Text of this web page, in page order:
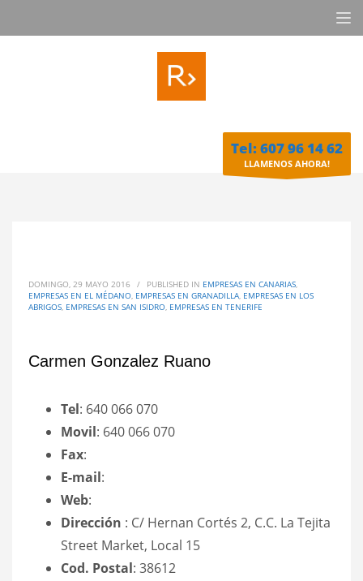
Tel: 607 96 14 62
LLAMENOS AHORA!
DOMINGO, 29 MAYO 2016 / PUBLISHED IN EMPRESAS EN CANARIAS,
EMPRESAS EN EL MÉDANO, EMPRESAS EN GRANADILLA, EMPRESAS EN LOS
ABRIGOS, EMPRESAS EN SAN ISIDRO, EMPRESAS EN TENERIFE
Carmen Gonzalez Ruano
Tel: 640 066 070
Movil: 640 066 070
Fax:
E-mail:
Web:
Dirección : C/ Hernan Cortés 2, C.C. La Tejita
Street Market, Local 15
Cod. Postal: 38612